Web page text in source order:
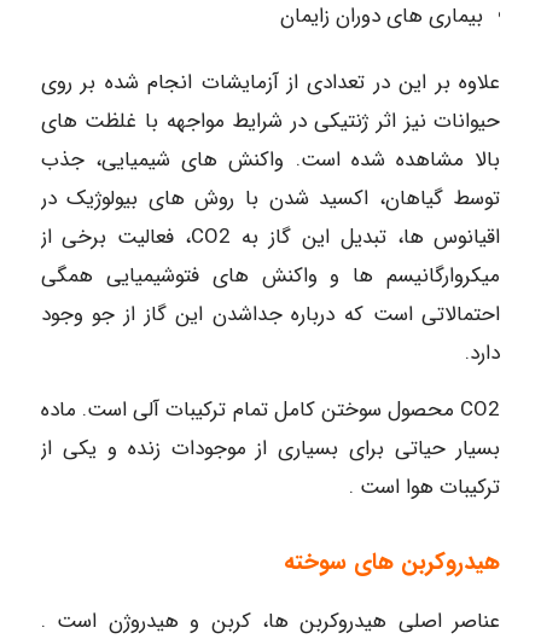
بیماری های دوران زایمان
علاوه بر این در تعدادی از آزمایشات انجام شده بر روی
حیوانات نیز اثر ژنتیکی در شرایط مواجهه با غلظت های
بالا مشاهده شده است. واکنش های شیمیایی، جذب
توسط گیاهان، اکسید شدن با روش های بیولوژیک در
اقیانوس ها، تبدیل این گاز به CO2، فعالیت برخی از
میکروارگانیسم ها و واکنش های فتوشیمیایی همگی
احتمالاتی است که درباره جداشدن این گاز از جو وجود
دارد.
CO2 محصول سوختن کامل تمام ترکیبات آلی است. ماده
بسیار حیاتی برای بسیاری از موجودات زنده و یکی از
ترکیبات هوا است .
هیدروکربن های سوخته
عناصر اصلی هیدروکربن ها، کربن و هیدروژن است .